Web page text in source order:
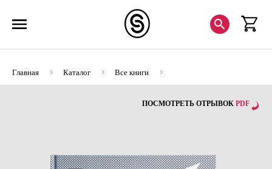
Главная Каталог
Все книги
Биографии художников
(ЭВРИКА!) Маршал Баграмян
ПОСМОТРЕТЬ ОТРЫВОК PDF